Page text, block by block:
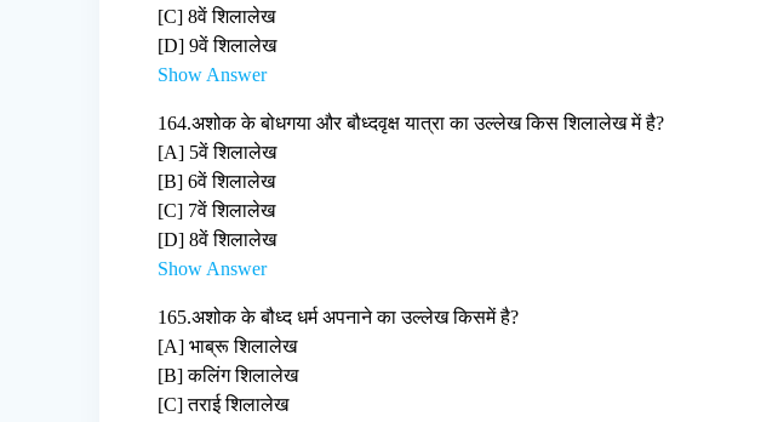
[C] 8वें शिलालेख
[D] 9वें शिलालेख
Show Answer
164.अशोक के बोधगया और बौध्दवृक्ष यात्रा का उल्लेख किस शिलालेख में है?
[A] 5वें शिलालेख
[B] 6वें शिलालेख
[C] 7वें शिलालेख
[D] 8वें शिलालेख
Show Answer
165.अशोक के बौध्द धर्म अपनाने का उल्लेख किसमें है?
[A] भाब्रू शिलालेख
[B] कलिंग शिलालेख
[C] तराई शिलालेख